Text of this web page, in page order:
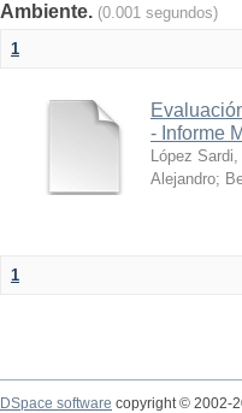
Ambiente. (0.001 segundos)
1
- Informe
López
Alejandro;
1
DSpace software copyright © 2002-